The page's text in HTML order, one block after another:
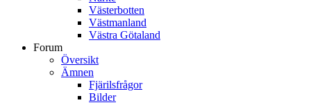
Västerbotten
Västmanland
Västra Götaland
Forum
Översikt
Ämnen
Fjärilsfrågor
Bilder